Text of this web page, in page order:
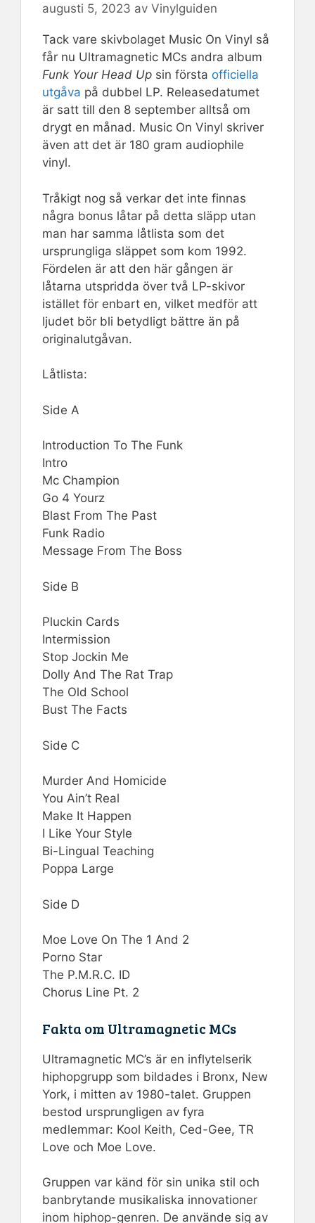
augusti 5, 2023 av Vinylguiden
Tack vare skivbolaget Music On Vinyl så
får nu Ultramagnetic MCs andra album
Funk Your Head Up sin första officiella
utgåva på dubbel LP. Releasedatumet
är satt till den 8 september alltså om
drygt en månad. Music On Vinyl skriver
även att det är 180 gram audiophile
vinyl.
Tråkigt nog så verkar det inte finnas
några bonus låtar på detta släpp utan
man har samma låtlista som det
ursprungliga släppet som kom 1992.
Fördelen är att den här gången är
låtarna utspridda över två LP-skivor
istället för enbart en, vilket medför att
ljudet bör bli betydligt bättre än på
originalutgåvan.
Låtlista:
Side A
Introduction To The Funk
Intro
Mc Champion
Go 4 Yourz
Blast From The Past
Funk Radio
Message From The Boss
Side B
Pluckin Cards
Intermission
Stop Jockin Me
Dolly And The Rat Trap
The Old School
Bust The Facts
Side C
Murder And Homicide
You Ain’t Real
Make It Happen
I Like Your Style
Bi-Lingual Teaching
Poppa Large
Side D
Moe Love On The 1 And 2
Porno Star
The P.M.R.C. ID
Chorus Line Pt. 2
Fakta om Ultramagnetic MCs
Ultramagnetic MC’s är en inflytelserik
hiphopgrupp som bildades i Bronx, New
York, i mitten av 1980-talet. Gruppen
bestod ursprungligen av fyra
medlemmar: Kool Keith, Ced-Gee, TR
Love och Moe Love.
Gruppen var känd för sin unika stil och
banbrytande musikaliska innovationer
inom hiphop-genren. De använde sig av